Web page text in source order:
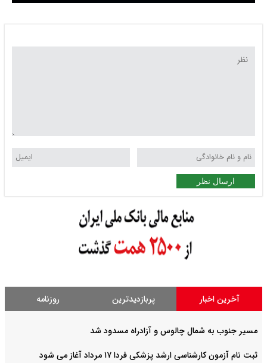
ارسال نظر
آخرین اخبار پربازدیدترین روزنامه
مسیر جنوب به شمال چالوس و آزادراه مسدود شد
ثبت نام آزمون کارشناسی ارشد پزشکی فردا ۱۷ مرداد آغاز می شود